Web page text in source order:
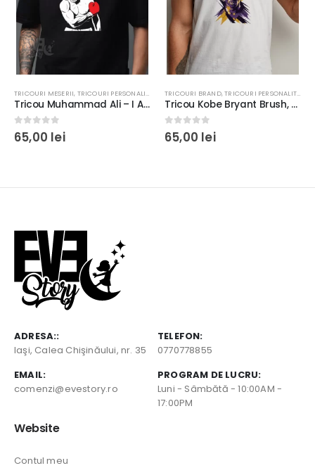
TRICOURI MESERII, TRICOURI PERSONALITĂŢI
Tricou Muhammad Ali – I Am The Greatest, barbati, culoare negru/alb, bumbac 100%, regular fit, rezistent la spălări
0 out of 5
65,00 lei
TRICOURI BRAND,TRICOURI PERSONALITĂŢI
Tricou Kobe Bryant Brush, rezistent la spălări, bumbac 100%, Regular Fit, culoare alb/negru
0 out of 5
65,00 lei
ADRESA::
Iaşi, Calea Chişinăului, nr. 35
TELEFON:
0770778855
EMAIL:
comenzi@evestory.ro
PROGRAM DE LUCRU:
Luni - Sâmbătă - 10:00AM -
17:00PM
Website
Contul meu